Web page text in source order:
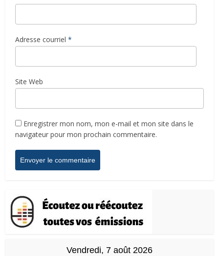
Adresse courriel *
Site Web
Enregistrer mon nom, mon e-mail et mon site dans le
navigateur pour mon prochain commentaire.
Vendredi, 7 août 2026